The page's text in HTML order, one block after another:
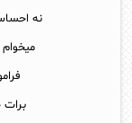
نه
برات